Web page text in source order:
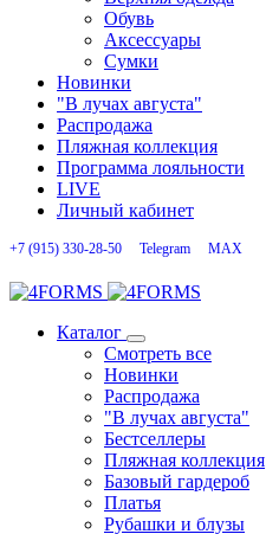
Обувь
Аксессуары
Сумки
Новинки
"В лучах августа"
Распродажа
Пляжная коллекция
Программа лояльности
LIVE
Личный кабинет
+7 (915) 330-28-50 Telegram MAX
Каталог
Смотреть все
Новинки
Распродажа
"В лучах августа"
Бестселлеры
Пляжная коллекция
Базовый гардероб
Платья
Рубашки и блузы